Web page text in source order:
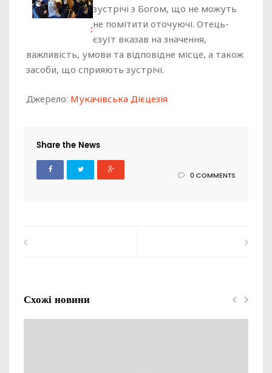
зустрічі з Богом, що не можуть
не помітити оточуючі. Отець-
єзуїт вказав на значення,
важливість, умови та відповідне місце, а також
засоби, що сприяють зустрічі.
Джерело: Мукачівська Дієцезія
Share the News
0 COMMENTS
Схожі новини